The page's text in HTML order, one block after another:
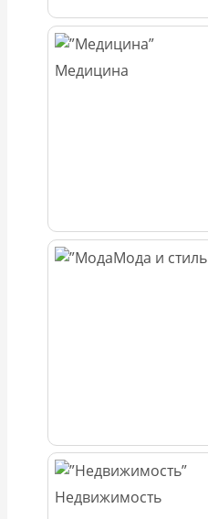
Медицина
Мода и стиль
Недвижимость